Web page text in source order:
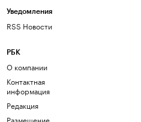
Уведомления
RSS Новости
РБК
О компании
Контактная
информация
Редакция
Размещение